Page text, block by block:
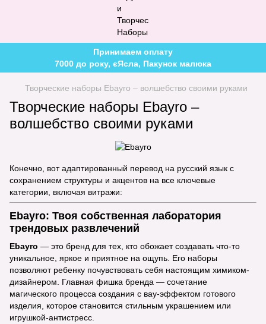
Принимаем оплату
7000 до року, єЯсла, Пакунок малюка
Творческие наборы Ebayro – волшебство своими руками
Творческие наборы Ebayro –
волшебство своими руками
Конечно, вот адаптированный перевод на русский язык с
сохранением структуры и акцентов на все ключевые
категории, включая витражи:
Ebayro: Твоя собственная лаборатория
трендовых развлечений
Ebayro — это бренд для тех, кто обожает создавать что-то
уникальное, яркое и приятное на ощупь. Его наборы
позволяют ребенку почувствовать себя настоящим химиком-
дизайнером. Главная фишка бренда — сочетание
магического процесса создания с вау-эффектом готового
изделия, которое становится стильным украшением или
игрушкой-антистресс.